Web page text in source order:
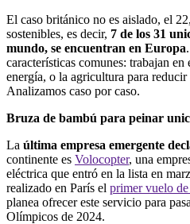
El caso británico no es aislado, el
sostenibles, es decir, 7 de los 31
mundo, se encuentran en Europa
características comunes: trabajan en
energía, o la agricultura para
Analizamos caso por caso.
Bruza de bambú para peinar
La última empresa emergente
continente es Volocopter, una
eléctrica que entró en la lista en
realizado en París el primer vuelo
planea ofrecer este servicio para
Olímpicos de 2024.